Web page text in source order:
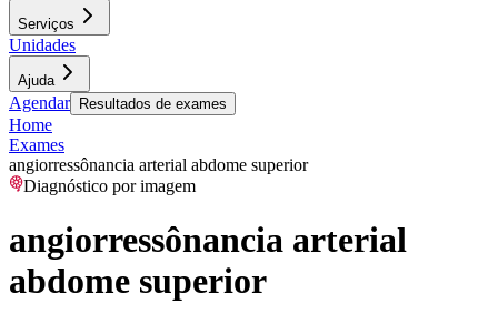
Serviços
Unidades
Ajuda
Agendar Resultados de exames
Home
Exames
angiorressônancia arterial abdome superior
Diagnóstico por imagem
angiorressônancia arterial
abdome superior